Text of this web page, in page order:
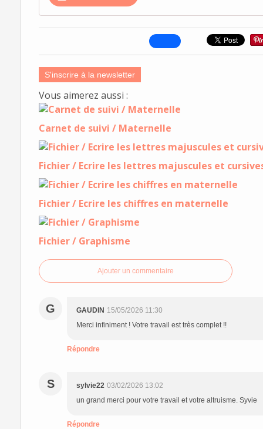
S'inscrire à la newsletter
Vous aimerez aussi :
Carnet de suivi / Maternelle
Fichier / Ecrire les lettres majuscules et
Fichier / Ecrire les chiffres en maternelle
Fichier / Graphisme
Ajouter un commentaire
G GAUDIN 15/05/2026 11:30
Merci infiniment ! Votre travail est très complet !!
Répondre
S sylvie22 03/02/2026 13:02
un grand merci pour votre travail et votre altruisme. Syvie
Répondre